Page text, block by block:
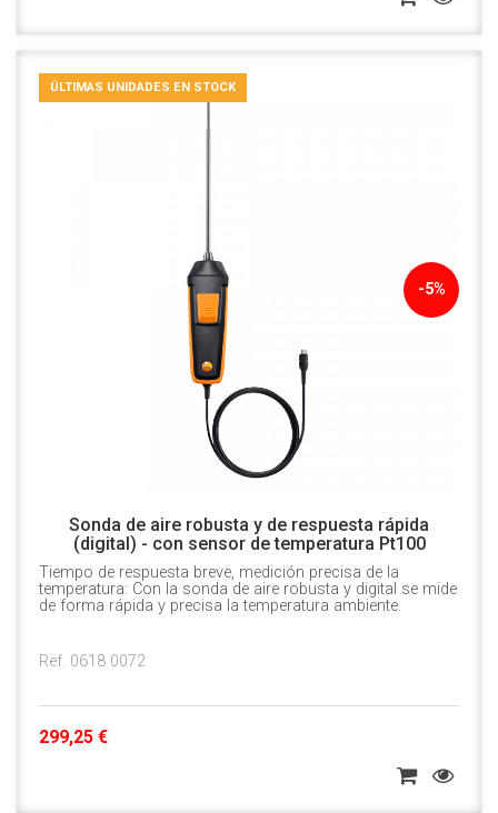
-5%
ÚLTIMAS UNIDADES EN STOCK
Sonda de aire robusta y de respuesta rápida
(digital) - con sensor de temperatura Pt100
Tiempo de respuesta breve, medición precisa de la
temperatura: Con la sonda de aire robusta y digital se mide
de forma rápida y precisa la temperatura ambiente.
Ref. 0618 0072
299,25 €